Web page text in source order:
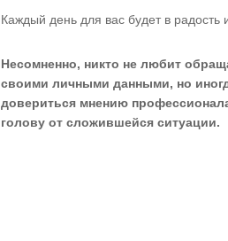
Каждый день для вас будет в радость
Несомненно, никто не любит
своими личными данными, но
довериться мнению
голову от сложившейся ситуации.